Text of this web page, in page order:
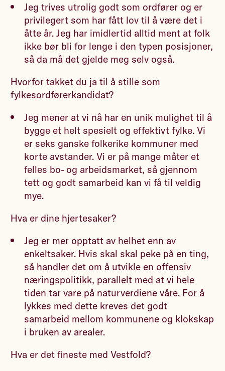
Jeg trives utrolig godt som ordfører og er
privilegert som har fått lov til å være det i
åtte år. Jeg har imidlertid alltid ment at folk
ikke bør bli for lenge i den typen posisjoner,
så da må det gjelde meg selv også.
Hvorfor takket du ja til å stille som
fylkesordførerkandidat?
Jeg mener at vi nå har en unik mulighet til å
bygge et helt spesielt og effektivt fylke. Vi
er seks ganske folkerike kommuner med
korte avstander. Vi er på mange måter et
felles bo- og arbeidsmarket, så gjennom
tett og godt samarbeid kan vi få til veldig
mye.
Hva er dine hjertesaker?
Jeg er mer opptatt av helhet enn av
enkeltsaker. Hvis skal skal peke på en ting,
så handler det om å utvikle en offensiv
næringspolitikk, parallelt med at vi hele
tiden tar vare på naturverdiene våre. For å
lykkes med dette kreves det godt
samarbeid mellom kommunene og klokskap
i bruken av arealer.
Hva er det fineste med Vestfold?